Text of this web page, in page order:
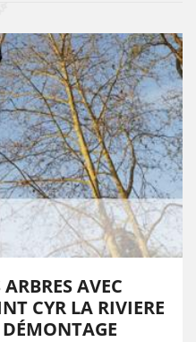
AVEC
CYR LA RIVIERE